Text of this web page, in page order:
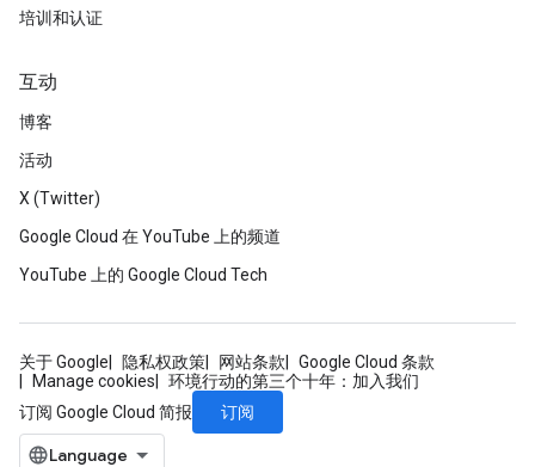
培训和认证
互动
博客
活动
X (Twitter)
Google Cloud 在 YouTube 上的频道
YouTube 上的 Google Cloud Tech
关于 Google 隐私权政策 网站条款
Google Cloud 条款
Manage cookies
环境行动的第三个十年：加入我们
订阅 Google Cloud 简报
订阅